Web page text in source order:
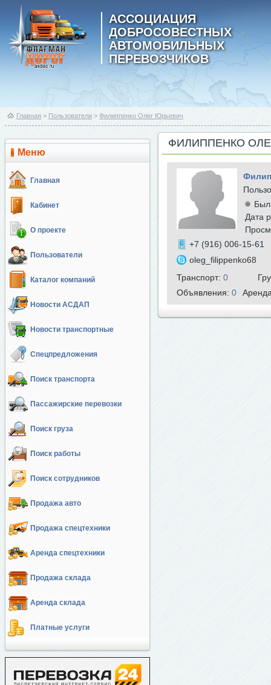
АССОЦИАЦИЯ
ДОБРОСОВЕСТНЫХ
АВТОМОБИЛЬНЫХ
ПЕРЕВОЗЧИКОВ
Главная > Пользователи > Филиппенко Олег Юрьевич
Меню
Главная
Кабинет
О проекте
Пользователи
Каталог компаний
Новости АСДАП
Новости транспортные
Спецпредложения
Поиск транспорта
Пассажирские перевозки
Поиск груза
Поиск работы
Поиск сотрудников
Продажа авто
Продажа спецтехники
Аренда спецтехники
Продажа склада
Аренда склада
Платные услуги
ФИЛИППЕНКО
Был
Дата
+7 (916) 006-15-61
oleg_filippenko68
Транспорт: 0
Объявления: 0